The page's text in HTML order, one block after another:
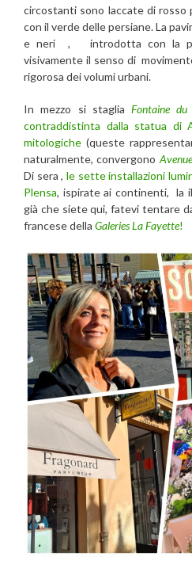
circostanti sono laccate di rosso
con il verde delle persiane. La
e neri , introdotta con la
visivamente il senso di
rigorosa dei volumi urbani.
In mezzo si stagliaFontaine
contraddistinta dalla statua di
mitologiche (queste
naturalmente, convergono
Di sera , le sette installazioni
Plensa, ispirate ai continenti, la
già che siete qui, fatevi tentare
francese della Galeries La Fayette!